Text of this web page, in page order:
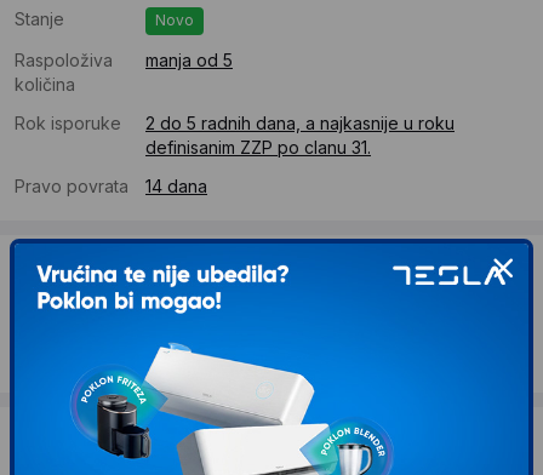
Stanje Novo
Raspoloživa
količina
manja od 5
Rok isporuke
2 do 5 radnih dana, a najkasnije u roku
definisanim ZZP po clanu 31.
Pravo povrata
14 dana
Dostava
Standardna dostava se očekuje u roku od 2 do 5 radnih
Troskovi dostave 490 RSD
Želite li ponudu za firmu?